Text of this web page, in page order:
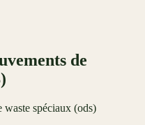
de
waste spéciaux (ods)